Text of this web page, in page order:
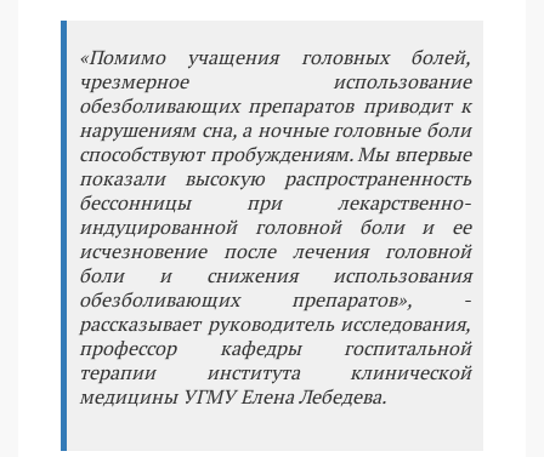
«Помимо учащения головных болей,
чрезмерное использование
обезболивающих препаратов приводит к
нарушениям сна, а ночные головные боли
способствуют пробуждениям. Мы впервые
показали высокую распространенность
бессонницы при лекарственно-
индуцированной головной боли и ее
исчезновение после лечения головной
боли и снижения использования
обезболивающих препаратов», -
рассказывает руководитель исследования,
профессор кафедры госпитальной
терапии института клинической
медицины УГМУ Елена Лебедева.